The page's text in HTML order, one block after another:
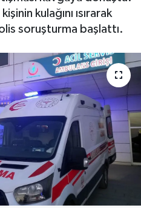
kulağını ısırarak
soruşturma başlattı.